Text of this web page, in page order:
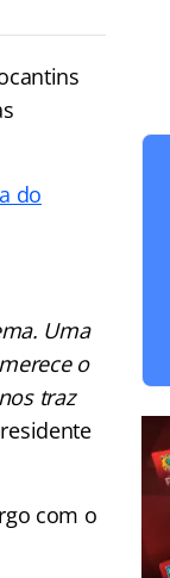
do
Uma
o
traz
com o